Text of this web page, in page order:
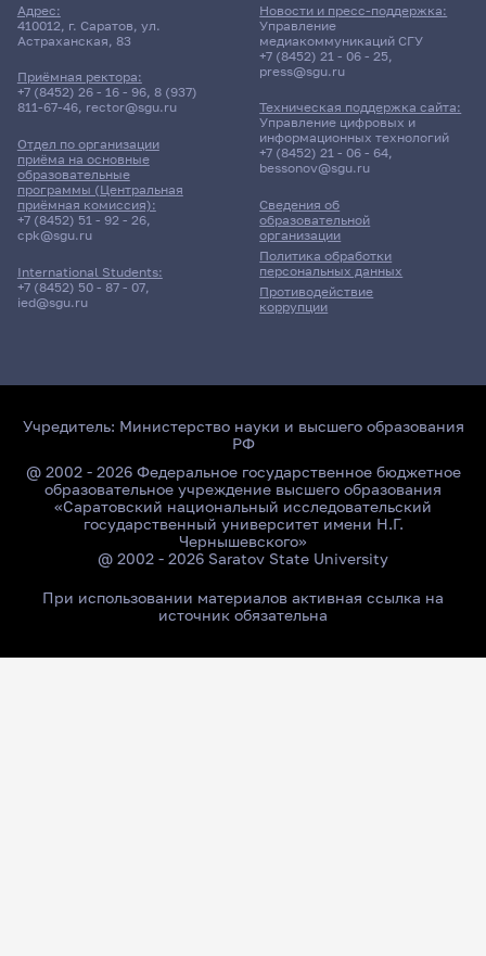
Адрес:
410012, г. Саратов, ул.
Астраханская, 83
Приёмная ректора:
+7 (8452) 26 - 16 - 96, 8 (937)
811-67-46, rector@sgu.ru
Отдел по организации
приёма на основные
образовательные
программы (Центральная
приёмная комиссия):
+7 (8452) 51 - 92 - 26,
cpk@sgu.ru
International Students:
+7 (8452) 50 - 87 - 07,
ied@sgu.ru
Сведения об
образовательной
организации
Политика обработки
персональных данных
Противодействие
коррупции
Новости и пресс-поддержка:
Управление
медиакоммуникаций СГУ
+7 (8452) 21 - 06 - 25,
press@sgu.ru
Техническая поддержка сайта:
Управление цифровых и
информационных технологий
+7 (8452) 21 - 06 - 64,
bessonov@sgu.ru
Учредитель: Министерство науки и высшего образования
РФ
@ 2002 - 2026 Федеральное государственное бюджетное
образовательное учреждение высшего образования
«Саратовский национальный исследовательский
государственный университет имени Н.Г.
Чернышевского»
@ 2002 - 2026 Saratov State University
При использовании материалов активная ссылка на
источник обязательна